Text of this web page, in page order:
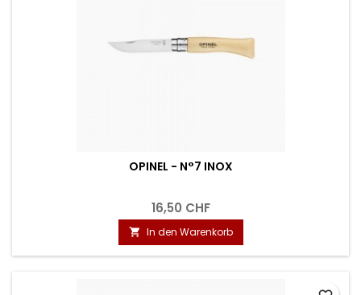
OPINEL - N°7 INOX
16,50 CHF
 In den Warenkorb